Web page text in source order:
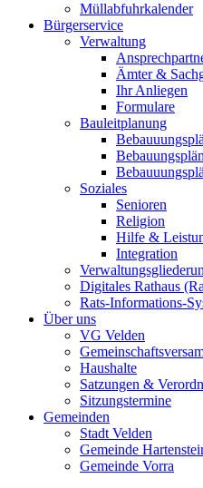
Müllabfuhrkalender
Bürgerservice
Verwaltung
Ämter &
Ihr Anliegen
Formulare
Bauleitplanung
Soziales
Senioren
Religion
Hilfe &
Integration
Digitales Rathaus
Rats-Informations-
Über uns
VG Velden
Haushalte
Satzungen &
Sitzungstermine
Gemeinden
Stadt Velden
Gemeinde
Gemeinde Vorra